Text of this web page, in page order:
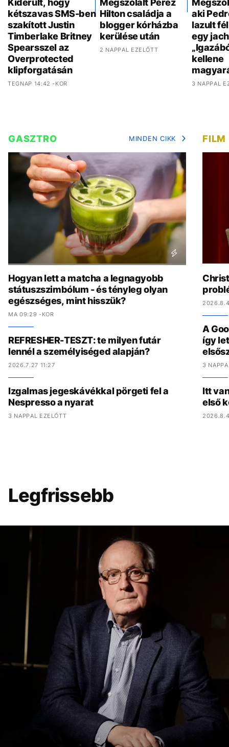
Kiderült, hogy
kétszavas SMS-ben
szakított Justin
Timberlake Britney
Spearsszel az
Overprotected
klipforgatásán
TEGNAP 14:42 -KOR
Megszólalt Perez
Hilton családja a
blogger kórházba
kerülése után
2 NAPPAL EZELŐTT
aki
lazult
egy
kellene
3 NAPPAL
GASZTRO MINDEN CIKK
Hogyan lett a matcha a legnagyobb
státuszszimbólum - és tényleg olyan
egészséges, mint hisszük?
MA 09:29 -KOR
REFRESHER-TESZT: te milyen futár
lennél a személyiséged alapján?
2026.7.27 11:27
Izgalmas jegeskávékkal pörgeti fel a
Nespresso a nyarat
3 NAPPAL EZELŐTT
FILM
A
így
3
Itt
első
Legfrissebb